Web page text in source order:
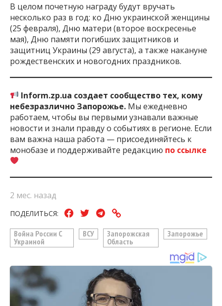
В целом почетную награду будут вручать
несколько раз в год: ко Дню украинской женщины
(25 февраля), Дню матери (второе воскресенье
мая), Дню памяти погибших защитников и
защитниц Украины (29 августа), а также накануне
рождественских и новогодних праздников.
Inform.zp.ua создает сообщество тех, кому
небезразлично Запорожье. Мы ежедневно
работаем, чтобы вы первыми узнавали важные
новости и знали правду о событиях в регионе. Если
вам важна наша работа — присоединяйтесь к
монобазе и поддерживайте редакцию по ссылке
2 мес. назад
ПОДЕЛИТЬСЯ:
Война России С
Украиной
ВСУ
Запорожская
Область
Запорожье